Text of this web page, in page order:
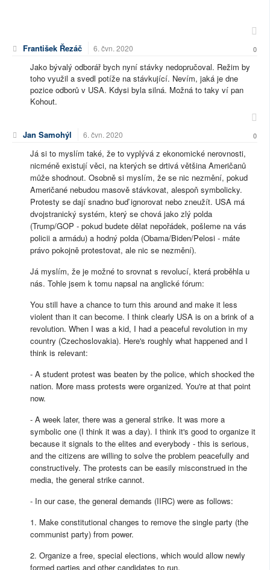
František Řezáč 6. čvn. 2020 0
Jako bývalý odborář bych nyní stávky nedopručoval. Režim by
toho využil a svedl potíže na stávkující. Nevím, jaká je dne
pozice odborů v USA. Kdysi byla silná. Možná to taky ví pan
Kohout.
Jan Samohýl 6. čvn. 2020 0
Já si to myslím také, že to vyplývá z ekonomické nerovnosti,
nicméně existují věci, na kterých se drtivá většina Američanů
může shodnout. Osobně si myslím, že se nic nezmění, pokud
Američané nebudou masově stávkovat, alespoň symbolicky.
Protesty se dají snadno buď ignorovat nebo zneužít. USA má
dvojstranický systém, který se chová jako zlý polda
(Trump/GOP - pokud budete dělat nepořádek, pošleme na vás
policii a armádu) a hodný polda (Obama/Biden/Pelosi - máte
právo pokojně protestovat, ale nic se nezmění).
Já myslím, že je možné to srovnat s revolucí, která proběhla u
nás. Tohle jsem k tomu napsal na anglické fórum:
You still have a chance to turn this around and make it less
violent than it can become. I think clearly USA is on a brink of a
revolution. When I was a kid, I had a peaceful revolution in my
country (Czechoslovakia). Here's roughly what happened and I
think is relevant:
- A student protest was beaten by the police, which shocked the
nation. More mass protests were organized. You're at that point
now.
- A week later, there was a general strike. It was more a
symbolic one (I think it was a day). I think it's good to organize it
because it signals to the elites and everybody - this is serious,
and the citizens are willing to solve the problem peacefully and
constructively. The protests can be easily misconstrued in the
media, the general strike cannot.
- In our case, the general demands (IIRC) were as follows:
1. Make constitutional changes to remove the single party (the
communist party) from power.
2. Organize a free, special elections, which would allow newly
formed parties and other candidates to run.